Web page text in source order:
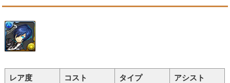
レア度 コスト タイプ アシスト